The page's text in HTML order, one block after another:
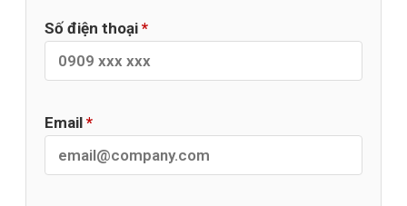
Số điện thoại *
Email *